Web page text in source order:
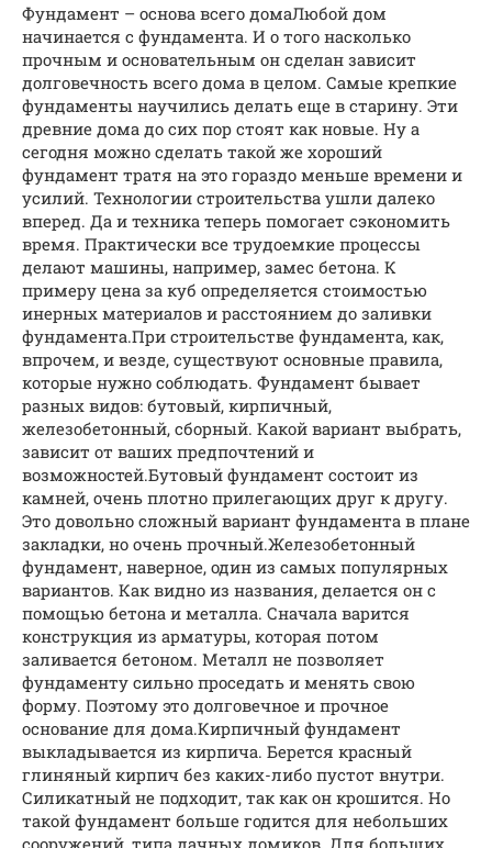
Фундамент – основа всего домаЛюбой дом
начинается с фундамента. И о того насколько
прочным и основательным он сделан зависит
долговечность всего дома в целом. Самые крепкие
фундаменты научились делать еще в старину. Эти
древние дома до сих пор стоят как новые. Ну а
сегодня можно сделать такой же хороший
фундамент тратя на это гораздо меньше времени и
усилий. Технологии строительства ушли далеко
вперед. Да и техника теперь помогает сэкономить
время. Практически все трудоемкие процессы
делают машины, например, замес бетона. К
примеру цена за куб определяется стоимостью
инерных материалов и расстоянием до заливки
фундамента.При строительстве фундамента, как,
впрочем, и везде, существуют основные правила,
которые нужно соблюдать. Фундамент бывает
разных видов: бутовый, кирпичный,
железобетонный, сборный. Какой вариант выбрать,
зависит от ваших предпочтений и
возможностей.Бутовый фундамент состоит из
камней, очень плотно прилегающих друг к другу.
Это довольно сложный вариант фундамента в плане
закладки, но очень прочный.Железобетонный
фундамент, наверное, один из самых популярных
вариантов. Как видно из названия, делается он с
помощью бетона и металла. Сначала варится
конструкция из арматуры, которая потом
заливается бетоном. Металл не позволяет
фундаменту сильно проседать и менять свою
форму. Поэтому это долговечное и прочное
основание для дома.Кирпичный фундамент
выкладывается из кирпича. Берется красный
глиняный кирпич без каких-либо пустот внутри.
Силикатный не подходит, так как он крошится. Но
такой фундамент больше годится для небольших
сооружений, типа дачных домиков. Для больших